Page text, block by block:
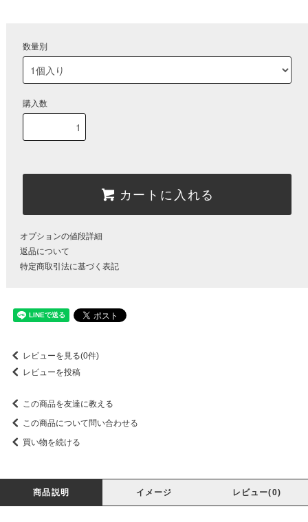
数量別
購入数
カートに入れる
オプションの値段詳細
返品について
特定商取引法に基づく表記
レビューを見る(0件)
レビューを投稿
この商品を友達に教える
この商品について問い合わせる
買い物を続ける
商品説明 イメージ レビュー(0)